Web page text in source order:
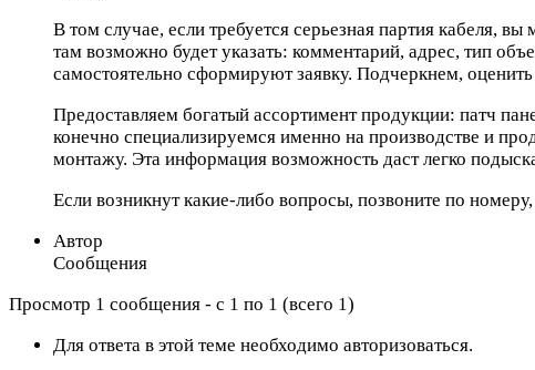
В том случае, если требуется серьезная партия кабеля,
там возможно будет указать: комментарий, адрес, тип
самостоятельно сформируют заявку. Подчеркнем,
Предоставляем богатый ассортимент продукции: патч
конечно специализируемся именно на производстве и
монтажу. Эта информация возможность даст легко
Если возникнут какие-либо вопросы, позвоните по
Автор
Сообщения
Просмотр 1 сообщения - с 1 по 1 (всего 1)
Для ответа в этой теме необходимо авторизоваться.